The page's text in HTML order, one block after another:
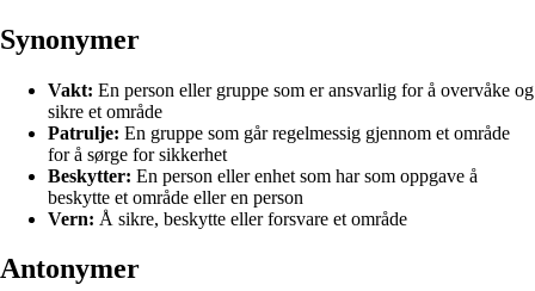
Synonymer
Vakt: En person eller gruppe som er ansvarlig for å overvåke og
sikre et område
Patrulje: En gruppe som går regelmessig gjennom et område
for å sørge for sikkerhet
Beskytter: En person eller enhet som har som oppgave å
beskytte et område eller en person
Vern: Å sikre, beskytte eller forsvare et område
Antonymer